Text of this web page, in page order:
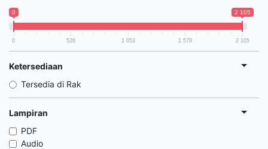
0 2 105
0 526 1 053 1 579 2 105
Ketersediaan
Tersedia di Rak
Lampiran
PDF
Audio